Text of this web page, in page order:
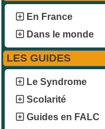
En France
Dans le monde
LES GUIDES
Le Syndrome
Scolarité
Guides en FALC